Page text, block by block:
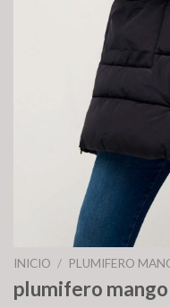
INICIO / PLUMIFERO
plumifero